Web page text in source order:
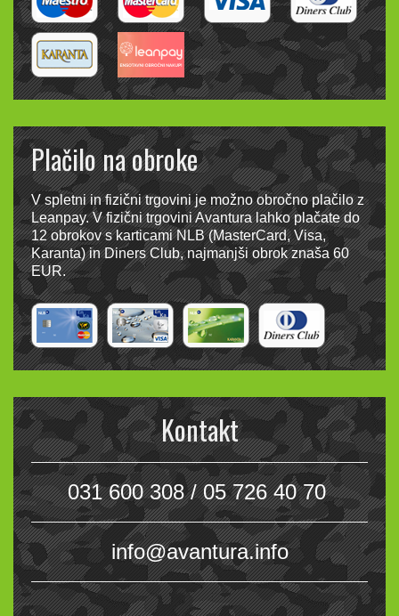
Plačilo na obroke
V spletni in fizični trgovini je možno obročno plačilo z
Leanpay. V fizični trgovini Avantura lahko plačate do
12 obrokov s karticami NLB (MasterCard, Visa,
Karanta) in Diners Club, najmanjši obrok znaša 60
EUR.
Kontakt
031 600 308 / 05 726 40 70
info@avantura.info